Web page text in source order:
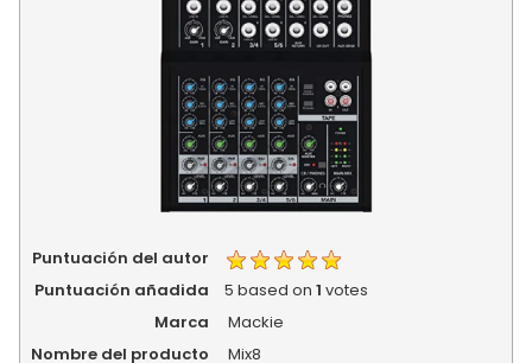
Puntuación del autor
Puntuación añadida
5 based on1 votes
Marca
Mackie
Nombre del producto
Mix8